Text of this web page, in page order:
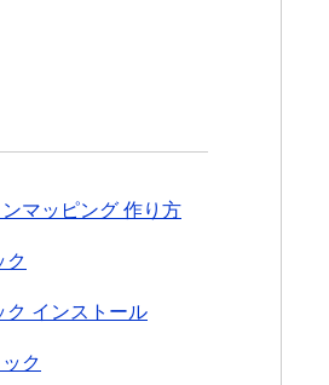
マッピング 作り方
ク
ク インストール
ク